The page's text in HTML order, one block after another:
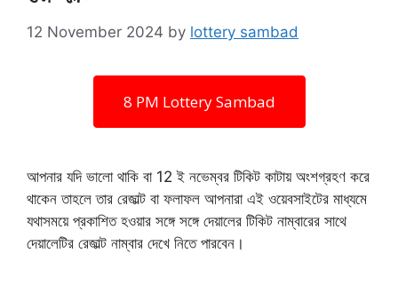
12 November 2024 by lottery sambad
8 PM Lottery Sambad
আপনার যদি ভালো থাকি বা 12 ই নভেম্বর টিকিট কাটায় অংশগ্রহণ করে
থাকেন তাহলে তার রেজাল্ট বা ফলাফল আপনারা এই ওয়েবসাইটের মাধ্যমে
যথাসময়ে প্রকাশিত হওয়ার সঙ্গে সঙ্গে দেয়ালের টিকিট নাম্বারের সাথে
দেয়ালেটির রেজাল্ট নাম্বার দেখে নিতে পারবেন।